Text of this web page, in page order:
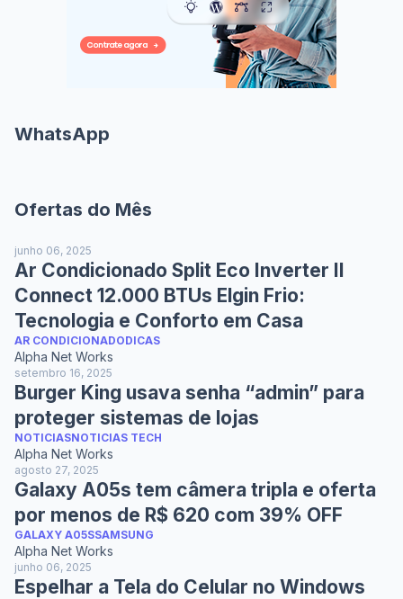
WhatsApp
Ofertas do Mês
junho 06, 2025
Ar Condicionado Split Eco Inverter II
Connect 12.000 BTUs Elgin Frio:
Tecnologia e Conforto em Casa
AR CONDICIONADODICAS
Alpha Net Works
setembro 16, 2025
Burger King usava senha “admin” para
proteger sistemas de lojas
NOTICIASNOTICIAS TECH
Alpha Net Works
agosto 27, 2025
Galaxy A05s tem câmera tripla e oferta
por menos de R$ 620 com 39% OFF
GALAXY A05SSAMSUNG
Alpha Net Works
junho 06, 2025
Espelhar a Tela do Celular no Windows